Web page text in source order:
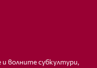
волните субкултури,